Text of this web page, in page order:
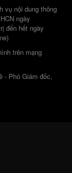
vụ nội dung thông
ngày
đến hết ngày
trên mạng
- Phó Giám đốc,